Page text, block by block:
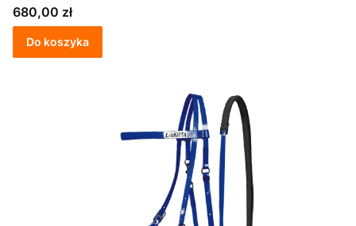
Cena
680,00 zł
Do koszyka